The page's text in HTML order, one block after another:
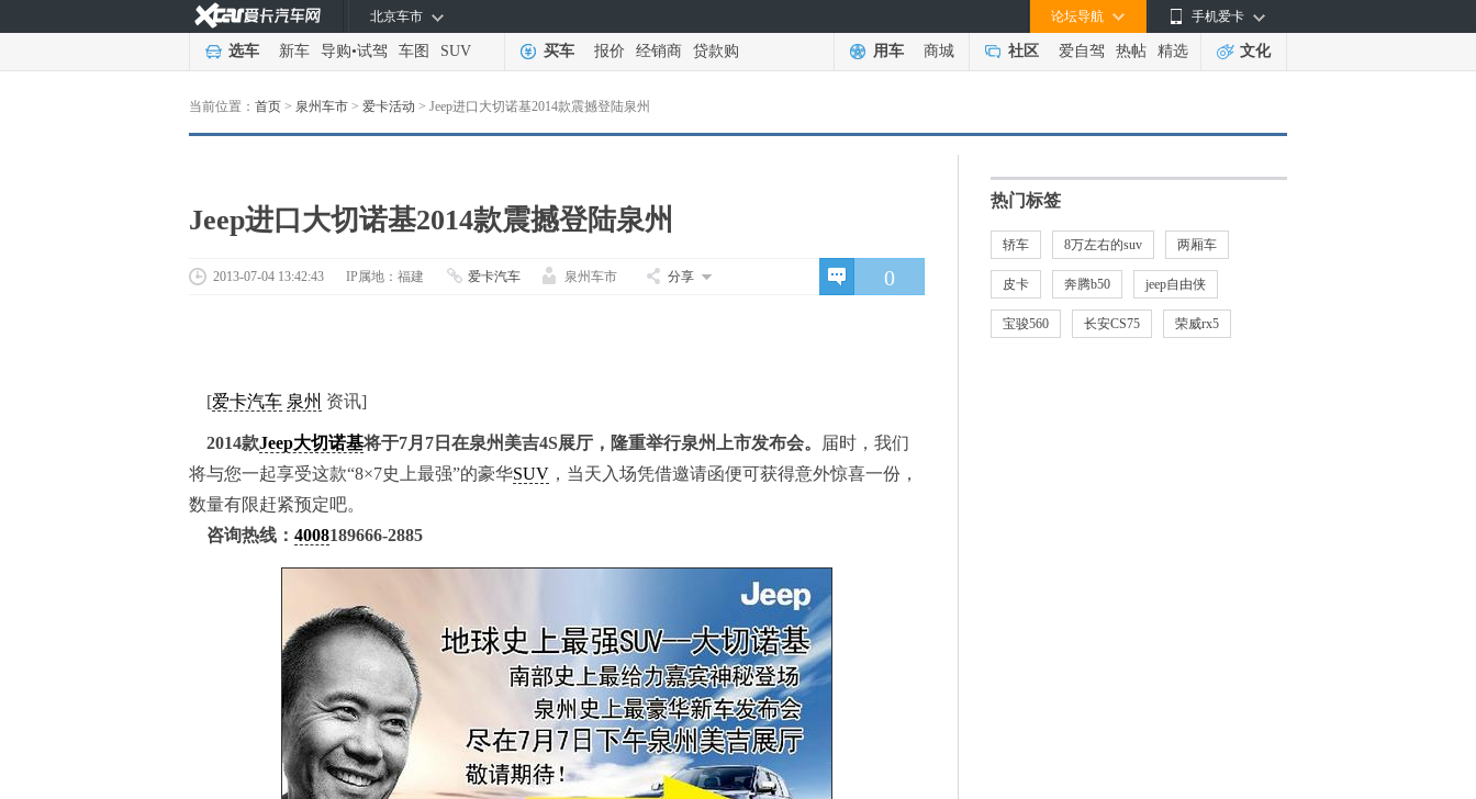
手机爱卡
论坛导航
北京车市
选车 新车 导购•试驾 车图 SUV 买车 报价 经销商 贷款购 用车 商城 社区 爱自驾 热帖 精选 文化
当前位置： 首页 > 泉州车市 > 爱卡活动 > Jeep进口大切诺基2014款震撼登陆泉州
Jeep进口大切诺基2014款震撼登陆泉州
0
2013-07-04 13:42:43 IP属地：福建 爱卡汽车 泉州车市 分享
[爱卡汽车 泉州 资讯]
2014款Jeep大切诺基将于7月7日在泉州美吉4S展厅，隆重举行泉州上市发布会。
届时，我们
将与您一起享受这款“8×7史上最强”的豪华SUV ，当天入场凭借邀请函便可获得意外惊喜一份，
数量有限赶紧预定吧。
咨询热线： 4008189666-2885
热门标签
轿车 8万左右的suv 两厢车
皮卡 奔腾b50 jeep自由侠
宝骏560 长安CS75 荣威rx5